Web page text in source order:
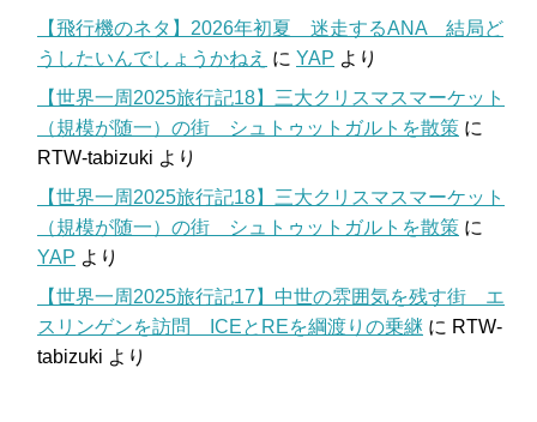
【飛行機のネタ】2026年初夏 迷走するANA 結局ど
うしたいんでしょうかねえ に YAP より
【世界一周2025旅行記18】三大クリスマスマーケット
（規模が随一）の街 シュトゥットガルトを散策 に
RTW-tabizuki より
【世界一周2025旅行記18】三大クリスマスマーケット
（規模が随一）の街 シュトゥットガルトを散策 に
YAP より
【世界一周2025旅行記17】中世の雰囲気を残す街 エ
スリンゲンを訪問 ICEとREを綱渡りの乗継 に RTW-
tabizuki より